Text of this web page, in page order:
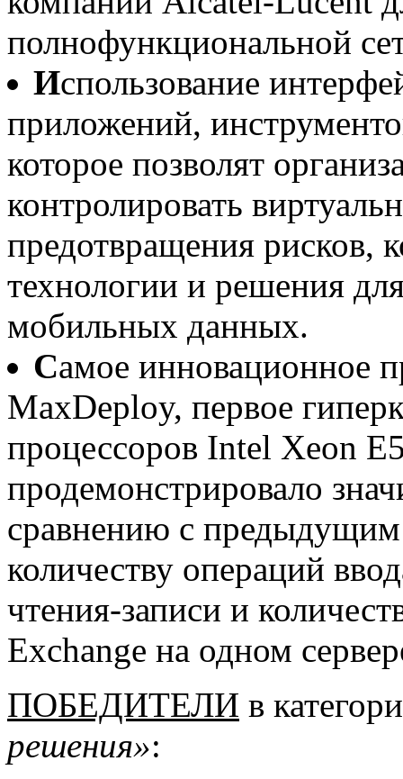
полнофункциональной
Использование
приложений,
которое позволят
контролировать
предотвращения рисков,
технологии и решения
мобильных данных.
Самое инновационное
MaxDeploy, первое
процессоров Intel Xeon
продемонстрировало
сравнению с
количеству операций
чтения-записи и
Exchange на одном
ПОБЕДИТЕЛИ в
решения»: